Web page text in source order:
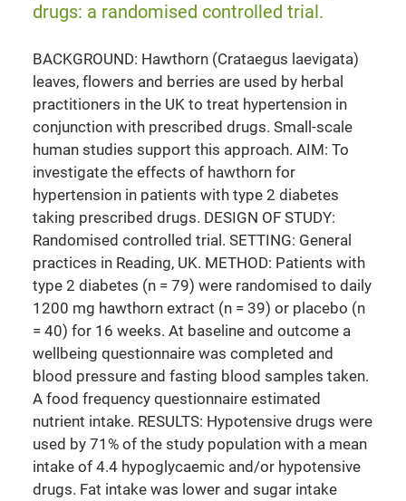
drugs: a randomised controlled trial.
BACKGROUND: Hawthorn (Crataegus laevigata)
leaves, flowers and berries are used by herbal
practitioners in the UK to treat hypertension in
conjunction with prescribed drugs. Small-scale
human studies support this approach. AIM: To
investigate the effects of hawthorn for
hypertension in patients with type 2 diabetes
taking prescribed drugs. DESIGN OF STUDY:
Randomised controlled trial. SETTING: General
practices in Reading, UK. METHOD: Patients with
type 2 diabetes (n = 79) were randomised to daily
1200 mg hawthorn extract (n = 39) or placebo (n
= 40) for 16 weeks. At baseline and outcome a
wellbeing questionnaire was completed and
blood pressure and fasting blood samples taken.
A food frequency questionnaire estimated
nutrient intake. RESULTS: Hypotensive drugs were
used by 71% of the study population with a mean
intake of 4.4 hypoglycaemic and/or hypotensive
drugs. Fat intake was lower and sugar intake